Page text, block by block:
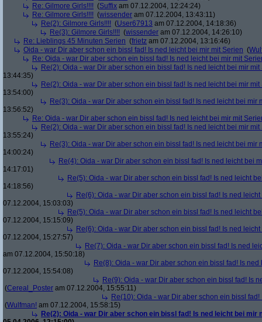
Re: Gilmore Girls!!!! (Suffix am 07.12.2004, 12:24:24)
Re: Gilmore Girls!!!! (wissender am 07.12.2004, 13:43:11)
Re(2): Gilmore Girls!!!! (User67913 am 07.12.2004, 14:18:36)
Re(3): Gilmore Girls!!!! (wissender am 07.12.2004, 14:26:10)
Re: Lieblings 45 Minuten Serien (frietz am 07.12.2004, 13:16:46)
Oida - war Dir aber schon ein bissl fad! Is ned leicht bei mir mit Serien (
Re: Oida - war Dir aber schon ein bissl fad! Is ned leicht bei mir mit
Re(2): Oida - war Dir aber schon ein bissl fad! Is ned leicht bei mir mit
13:44:35)
Re(2): Oida - war Dir aber schon ein bissl fad! Is ned leicht bei mir mit
13:54:00)
Re(3): Oida - war Dir aber schon ein bissl fad! Is ned leicht bei mir
13:56:52)
Re: Oida - war Dir aber schon ein bissl fad! Is ned leicht bei mir mit
Re(2): Oida - war Dir aber schon ein bissl fad! Is ned leicht bei mir mit
13:55:24)
Re(3): Oida - war Dir aber schon ein bissl fad! Is ned leicht bei mir
14:00:24)
Re(4): Oida - war Dir aber schon ein bissl fad! Is ned leicht bei
14:17:01)
Re(5): Oida - war Dir aber schon ein bissl fad! Is ned leicht
14:18:56)
Re(6): Oida - war Dir aber schon ein bissl fad! Is ned
07.12.2004, 15:03:03)
Re(5): Oida - war Dir aber schon ein bissl fad! Is ned leicht
07.12.2004, 15:15:09)
Re(6): Oida - war Dir aber schon ein bissl fad! Is ned
07.12.2004, 15:27:57)
Re(7): Oida - war Dir aber schon ein bissl fad! Is ned
am 07.12.2004, 15:50:18)
Re(8): Oida - war Dir aber schon ein bissl fad! Is
07.12.2004, 15:54:08)
Re(9): Oida - war Dir aber schon ein bissl fad! Is
(Cereal_Poster am 07.12.2004, 15:55:11)
Re(10): Oida - war Dir aber schon ein bissl
(Wulfman! am 07.12.2004, 15:58:15)
Re(2): Oida - war Dir aber schon ein bissl fad! Is ned leicht bei mir